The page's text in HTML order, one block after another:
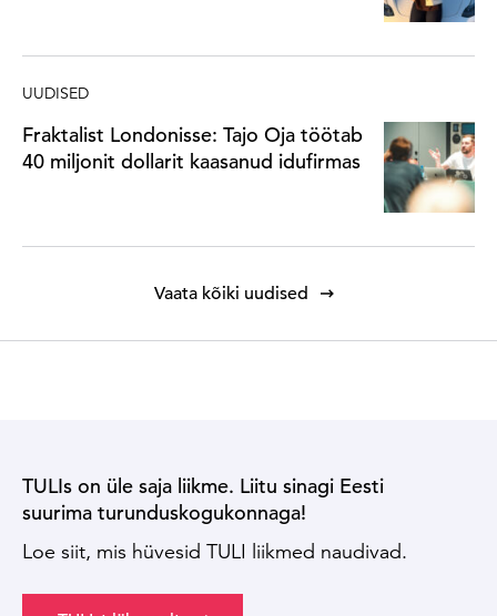
UUDISED
Fraktalist Londonisse: Tajo Oja töötab
40 miljonit dollarit kaasanud idufirmas
Vaata kõiki uudised
TULIs on üle saja liikme. Liitu sinagi Eesti
suurima turunduskogukonnaga!
Loe siit, mis hüvesid TULI liikmed naudivad.